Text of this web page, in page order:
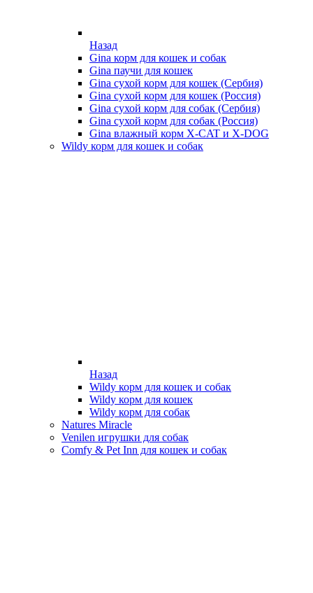
Назад
Gina корм для кошек и собак
Gina паучи для кошек
Gina сухой корм для кошек (Сербия)
Gina сухой корм для кошек (Россия)
Gina сухой корм для собак (Сербия)
Gina сухой корм для собак (Россия)
Gina влажный корм X-CAT и X-DOG
Wildy корм для кошек и собак
Назад
Wildy корм для кошек и собак
Wildy корм для кошек
Wildy корм для собак
Natures Miracle
Venilen игрушки для собак
Comfy & Pet Inn для кошек и собак